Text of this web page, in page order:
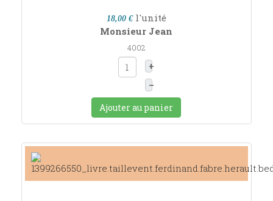
18,00 € l'unité
Monsieur Jean
4002
+
–
Ajouter au panier